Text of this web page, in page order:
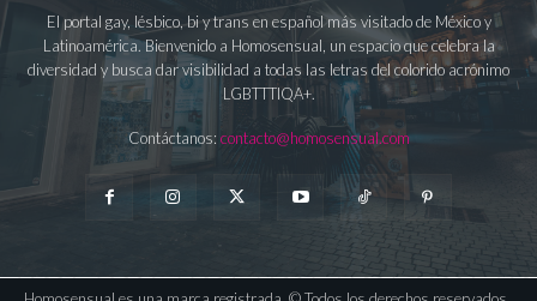
El portal gay, lésbico, bi y trans en español más visitado de México y
Latinoamérica. Bienvenido a Homosensual, un espacio que celebra la
diversidad y busca dar visibilidad a todas las letras del colorido acrónimo
LGBTTTIQA+.
Contáctanos: contacto@homosensual.com